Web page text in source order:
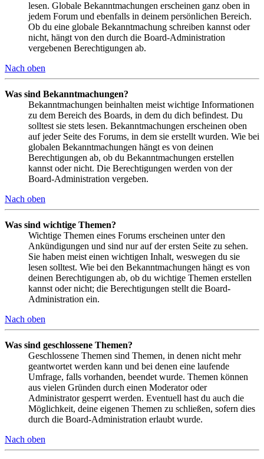
lesen. Globale Bekanntmachungen erscheinen ganz oben in
jedem Forum und ebenfalls in deinem persönlichen Bereich.
Ob du eine globale Bekanntmachung schreiben kannst oder
nicht, hängt von den durch die Board-Administration
vergebenen Berechtigungen ab.
Nach oben
Was sind Bekanntmachungen?
Bekanntmachungen beinhalten meist wichtige Informationen
zu dem Bereich des Boards, in dem du dich befindest. Du
solltest sie stets lesen. Bekanntmachungen erscheinen oben
auf jeder Seite des Forums, in dem sie erstellt wurden. Wie bei
globalen Bekanntmachungen hängt es von deinen
Berechtigungen ab, ob du Bekanntmachungen erstellen
kannst oder nicht. Die Berechtigungen werden von der
Board-Administration vergeben.
Nach oben
Was sind wichtige Themen?
Wichtige Themen eines Forums erscheinen unter den
Ankündigungen und sind nur auf der ersten Seite zu sehen.
Sie haben meist einen wichtigen Inhalt, weswegen du sie
lesen solltest. Wie bei den Bekanntmachungen hängt es von
deinen Berechtigungen ab, ob du wichtige Themen erstellen
kannst oder nicht; die Berechtigungen stellt die Board-
Administration ein.
Nach oben
Was sind geschlossene Themen?
Geschlossene Themen sind Themen, in denen nicht mehr
geantwortet werden kann und bei denen eine laufende
Umfrage, falls vorhanden, beendet wurde. Themen können
aus vielen Gründen durch einen Moderator oder
Administrator gesperrt werden. Eventuell hast du auch die
Möglichkeit, deine eigenen Themen zu schließen, sofern dies
durch die Board-Administration erlaubt wurde.
Nach oben